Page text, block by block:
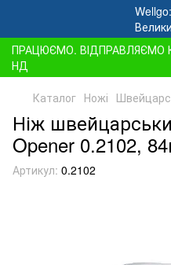
ПРАЦЮЄМО. ВІДПРАВЛЯЄМО
НД
Каталог Ножі
Ніж
Opener 0.2102,
Артикул: 0.2102